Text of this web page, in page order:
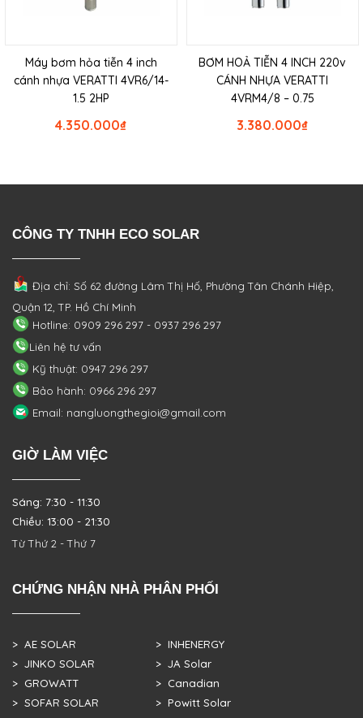
Máy bơm hỏa tiễn 4 inch
cánh nhựa VERATTI 4VR6/14-
1.5 2HP
₫
4.350.000
BƠM HOẢ TIỄN 4 INCH 220v
CÁNH NHỰA VERATTI
4VRM4/8 – 0.75
₫
3.380.000
CÔNG TY TNHH ECO SOLAR
Địa chỉ: Số 62 đường Lâm Thị Hố, PhườngTân Chánh Hiệp,
Quận 12, TP. Hồ Chí Minh
Hotline: 0909 296 297 - 0937 296 297
Liên hệ tư vấn
Kỹ thuật: 0947 296 297
Bảo hành: 0966 296 297
Email: nangluongthegioi@gmail.com
GIỜ LÀM VIỆC
Sáng: 7:30 - 11:30
Chiều: 13:00 - 21:30
Từ Thứ 2 - Thứ 7
CHỨNG NHẬN NHÀ PHÂN PHỐI
> AE SOLAR
> JINKO SOLAR
> GROWATT
> SOFAR SOLAR
> INHENERGY
> JA Solar
> Canadian
> Powitt Solar